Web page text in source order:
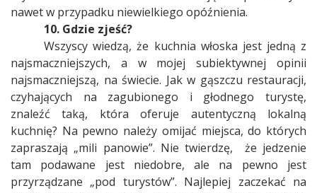
nawet w przypadku niewielkiego opóźnienia.
10. Gdzie zjeść?
Wszyscy wiedzą, że kuchnia włoska jest jedną z
najsmaczniejszych, a w mojej subiektywnej opinii
najsmaczniejszą, na świecie. Jak w gąszczu restauracji,
czyhających na zagubionego i głodnego turystę,
znaleźć taką, która oferuje autentyczną lokalną
kuchnię? Na pewno należy omijać miejsca, do których
zapraszają „mili panowie”. Nie twierdzę,
że jedzenie
tam podawane jest niedobre, ale na pewno jest
przyrządzane „pod turystów”. Najlepiej zaczekać na